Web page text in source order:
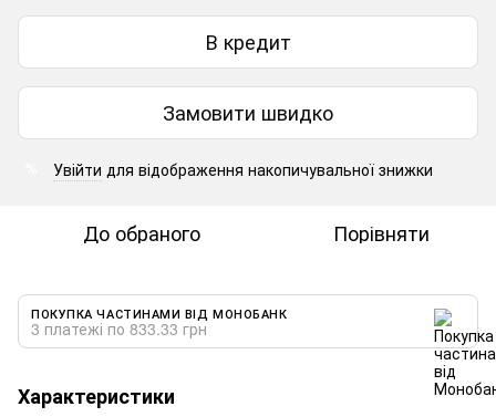
В кредит
Замовити швидко
Увійти для відображення накопичувальної знижки
До обраного Порівняти
ПОКУПКА ЧАСТИНАМИ ВІД МОНОБАНК
3 платежі по 833.33 грн
Характеристики